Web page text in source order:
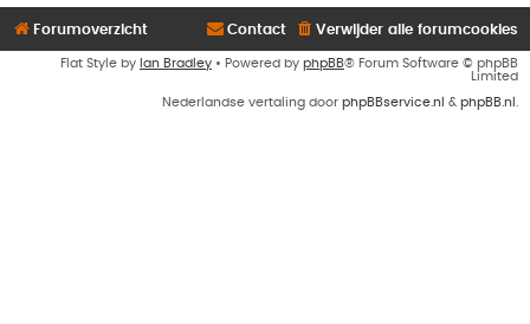
Forumoverzicht Verwijder alle forumcookies
Contact
Flat Style by Ian Bradley • Powered by phpBB® Forum Software © phpBB
Limited
Nederlandse vertaling door phpBBservice.nl & phpBB.nl